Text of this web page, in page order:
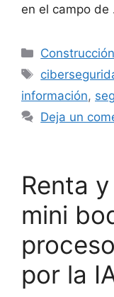
en el campo de
Categorías
Construcción
Etiquetas
información,
Deja un
Renta
mini
por la